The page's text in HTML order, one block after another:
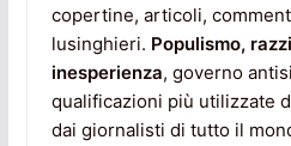
copertine, articoli,
lusinghieri. Populismo,
inesperienza, governo
qualificazioni più utilizzate
dai giornalisti di tutto il